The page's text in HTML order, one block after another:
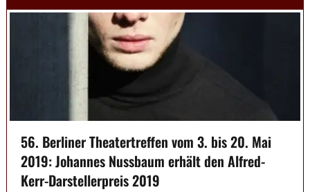
56. Berliner Theatertreffen vom 3. bis 20. Mai
2019: Johannes Nussbaum erhält den Alfred-
Kerr-Darstellerpreis 2019